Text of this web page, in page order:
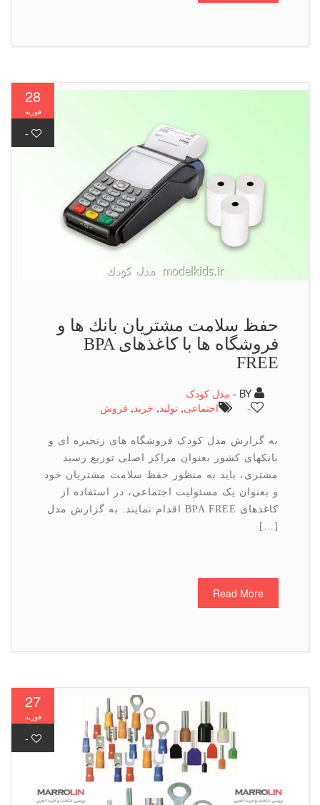
28
حفظ سلامت مشتریان بانك ها و
فروشگاه ها با كاغذهای BPA
FREE
مدل کودک
اجتماعی,تولید,خرید,فروش
به گزارش مدل کودک فروشگاه های زنجیره ای و
بانکهای کشور بعنوان مراکز اصلی توزیع رسید
مشتری، باید به منظور حفظ سلامت مشتریان خود
و بعنوان یک مسئولیت اجتماعی، در استفاده از
کاغذهای BPA FREE اقدام نمایند. به گزارش مدل
Read More